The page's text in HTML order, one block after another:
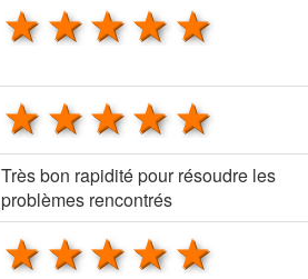
4 stars
3 stars
2 stars
1 star
4 stars
3 stars
2 stars
1 star
Très bon rapidité pour résoudre les
problèmes rencontrés
4 stars
3 stars
2 stars
1 star